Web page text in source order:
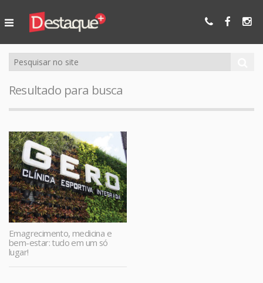
Online
Resultado para busca
Emagrecimento, medicina e
bem-estar: tudo em um só
lugar!